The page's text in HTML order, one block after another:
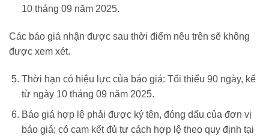
10 tháng 09 năm 2025.
Các báo giá nhận được sau thời điểm nêu trên sẽ không
được xem xét.
Thời hạn có hiệu lực của báo giá: Tối thiểu 90 ngày, kể
từ ngày 10 tháng 09 năm 2025.
Báo giá hợp lệ phải được ký tên, đóng dấu của đơn vị
báo giá; có cam kết đủ tư cách hợp lệ theo quy định tại